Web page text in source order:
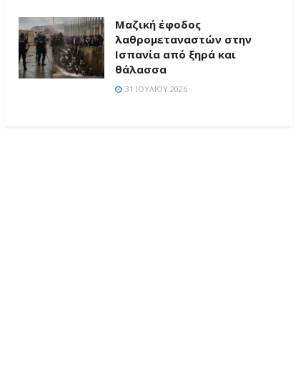
Μαζική έφοδος
λαθρομεταναστών στην
Ισπανία από ξηρά και
θάλασσα
31 ΙΟΥΛΊΟΥ 2026